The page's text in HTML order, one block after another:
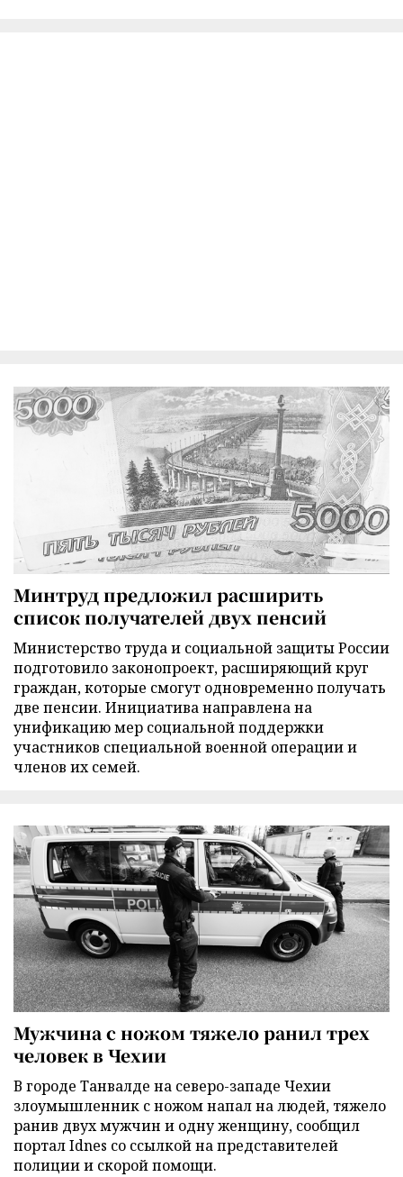
Минтруд предложил расширить
список получателей двух пенсий
Министерство труда и социальной защиты России
подготовило законопроект, расширяющий круг
граждан, которые смогут одновременно получать
две пенсии. Инициатива направлена на
унификацию мер социальной поддержки
участников специальной военной операции и
членов их семей.
Мужчина с ножом тяжело ранил трех
человек в Чехии
В городе Танвалде на северо-западе Чехии
злоумышленник с ножом напал на людей, тяжело
ранив двух мужчин и одну женщину, сообщил
портал Idnes со ссылкой на представителей
полиции и скорой помощи.